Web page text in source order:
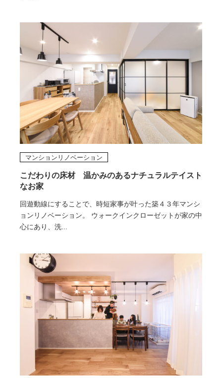
こだわりの床材 温かみのあるナチュラルテイスト
なお家
回遊動線にすることで、時短家事が叶った築４３年マンシ
ョンリノベーション。 ウォークインクローゼットが家の中
心にあり、洗...
マンションリノベーション